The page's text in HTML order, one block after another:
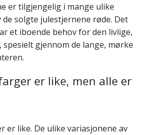
er tilgjengelig i mange ulike
de solgte julestjernene røde. Det
et iboende behov for den livlige,
gjennom de lange, mørke
er like, men alle er
er like. De ulike variasjonene av